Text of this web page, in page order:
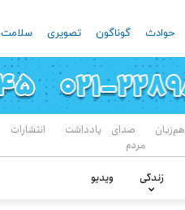
حوادث گوناگون تصویری سلامت